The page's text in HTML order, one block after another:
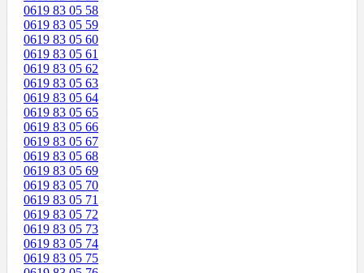
0619 83 05 58
0619 83 05 59
0619 83 05 60
0619 83 05 61
0619 83 05 62
0619 83 05 63
0619 83 05 64
0619 83 05 65
0619 83 05 66
0619 83 05 67
0619 83 05 68
0619 83 05 69
0619 83 05 70
0619 83 05 71
0619 83 05 72
0619 83 05 73
0619 83 05 74
0619 83 05 75